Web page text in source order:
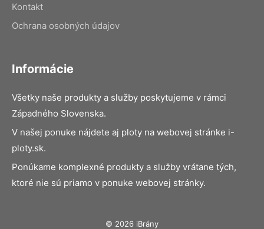
Kontakt
Ochrana osobných údajov
Informácie
Všetky naše produkty a služby poskytujeme v rámci
Západného Slovenska.
V našej ponuke nájdete aj ploty na webovej stránke i-
ploty.sk.
Ponúkame komplexné produkty a služby vrátane tých,
ktoré nie sú priamo v ponuke webovej stránky.
© 2026 iBrány